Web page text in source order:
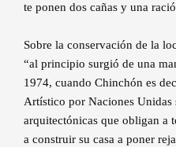
te ponen dos cañas y una
Sobre la conservación de la
“al principio surgió de una
1974, cuando Chinchón es
Artístico por Naciones Unidas
arquitectónicas que obligan a
a construir su casa a poner